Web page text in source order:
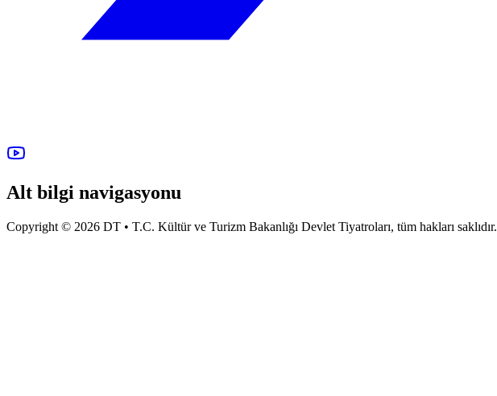
Alt bilgi navigasyonu
Copyright © 2026 DT • T.C. Kültür ve Turizm Bakanlığı Devlet Tiyatroları, tüm hakları saklıdır.